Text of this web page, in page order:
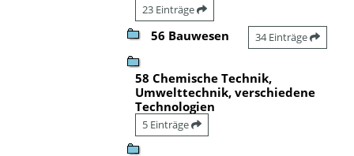
23 Einträge
56 Bauwesen 34 Einträge
58 Chemische Technik,
Umwelttechnik, verschiedene
Technologien
5 Einträge